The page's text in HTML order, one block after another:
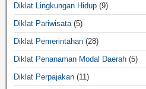
Diklat Lingkungan Hidup (9)
Diklat Pariwisata (5)
Diklat Pemerintahan (28)
Diklat Penanaman Modal Daerah (5)
Diklat Perpajakan (11)